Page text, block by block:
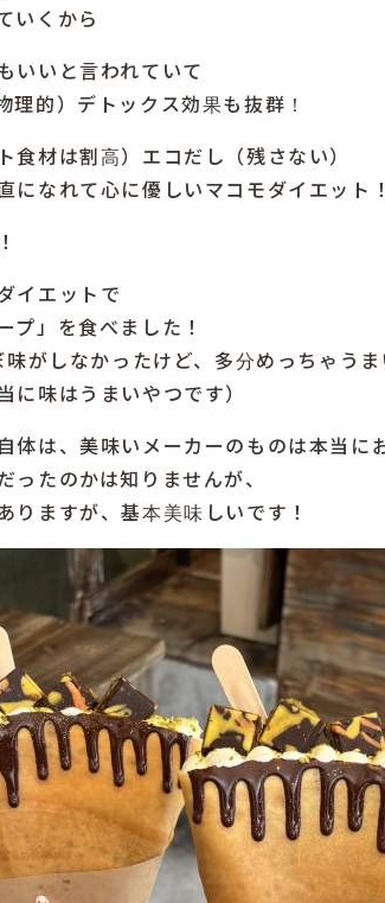
いくから
いいと言われていて
理的）デトックス効果も抜群！
食材は割高）エコだし（残さない）
になれて心に優しいマコモダイエット！
イエットで
プ」を食べました！
がしなかったけど、多分めっちゃうま
に味はうまいやつです）
体は、美味いメーカーのものは本当に
ったのかは知りませんが、
りますが、基本美味しいです！